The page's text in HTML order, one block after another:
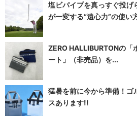
塩ビパイプを真っすぐ投げ
が一変する“遠心力”の使い
ZERO HALLIBURTONの「
ート」（非売品）を...
猛暑を前に今から準備！ゴ
スあります!!